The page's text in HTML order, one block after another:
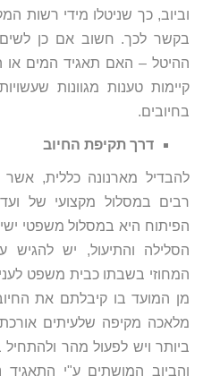
וביוב, כך שניטלו מידי רשות
בקשר לכך. חשוב אם כן
ההיטל – האם תאגיד המים או
קיימות טענות מגוונות
בחיובים.
דרך תקיפת החיוב
להבדיל מארנונה כללית,
רבים במסלול מקצועי של
הפיתוח היא במסלול משפטי
הסלילה והתיעול, יש להגיש
מן המועד בו קיבלתם את
מלאכה מקיפה שלעיתים
ביותר ויש לפעול מהר
והביוב המושתים ע"י